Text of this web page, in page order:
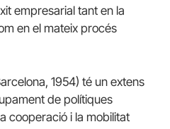
empresarial tant en la
en el mateix procés
1954) té un extens
de polítiques
cooperació i la mobilitat